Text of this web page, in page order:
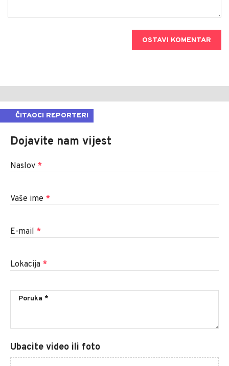
OSTAVI KOMENTAR
ČITAOCI REPORTERI
Dojavite nam vijest
Naslov *
Vaše ime *
E-mail *
Lokacija *
Ubacite video ili foto